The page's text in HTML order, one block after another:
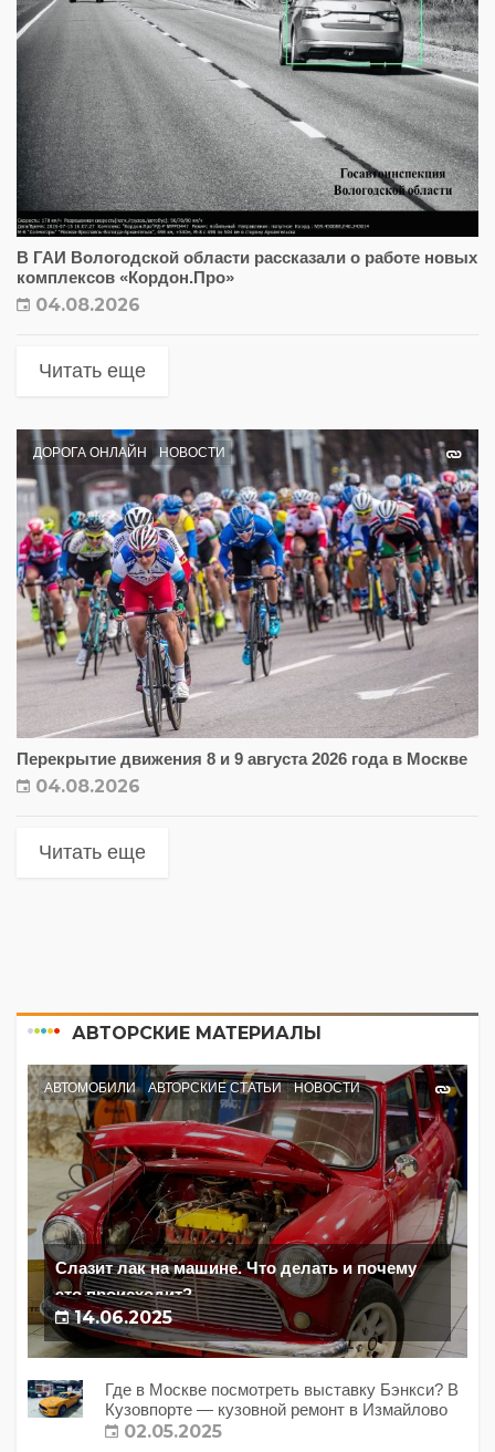
В ГАИ Вологодской области рассказали о работе новых
комплексов «Кордон.Про»
04.08.2026
Читать еще
ДОРОГА ОНЛАЙН НОВОСТИ
Перекрытие движения 8 и 9 августа 2026 года в Москве
04.08.2026
Читать еще
АВТОРСКИЕ МАТЕРИАЛЫ
АВТОМОБИЛИ АВТОРСКИЕ СТАТЬИ НОВОСТИ
Слазит лак на машине. Что делать и почему
это происходит?
14.06.2025
Где в Москве посмотреть выставку Бэнкси? В
Кузовпорте — кузовной ремонт в Измайлово
02.05.2025